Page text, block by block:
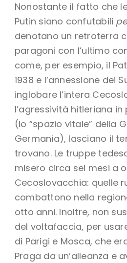
Nonostante il fatto che
Putin siano confutabili
denotano un retroterra
paragoni con l’ultimo
come, per esempio, il
1938 e l’annessione dei
inglobare l’intera
l’agressività hitleriana
(lo “spazio vitale” della
Germania), lasciano il
trovano. Le truppe
misero circa sei mesi a
Cecoslovacchia: quelle
combattono nella
otto anni. Inoltre, non
del voltafaccia, per
di Parigi e Mosca, che
Praga da un’alleanza e